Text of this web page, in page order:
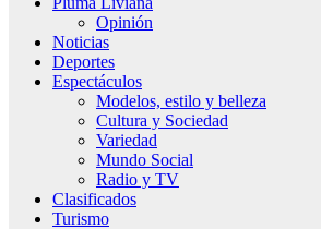
Opinión
Noticias
Deportes
Espectáculos
Modelos, estilo y belleza
Cultura y Sociedad
Variedad
Mundo Social
Radio y TV
Clasificados
Turismo